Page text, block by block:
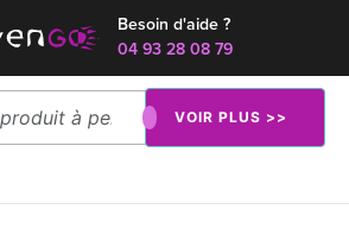
Besoin d'aide ?
04 93 28 08 79
VOIR PLUS >>